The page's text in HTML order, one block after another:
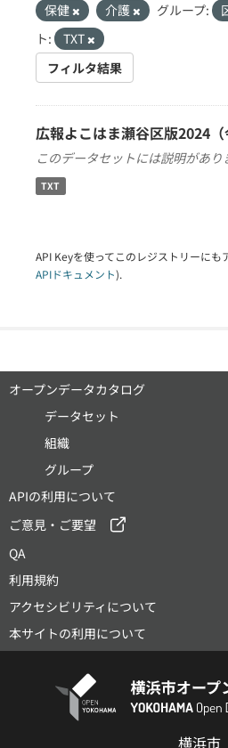
保健
介護 グループ:
ト:
TXT
フィルタ結果
広報よこはま瀬谷区版2024
このデータセットには説明があり
TXT
API Keyを使ってこのレジストリーにも
APIドキュメント).
オープンデータカタログ
データセット
組織
グループ
APIの利用について
ご意見・ご要望
QA
利用規約
アクセシビリティについて
本サイトの利用について
横浜市